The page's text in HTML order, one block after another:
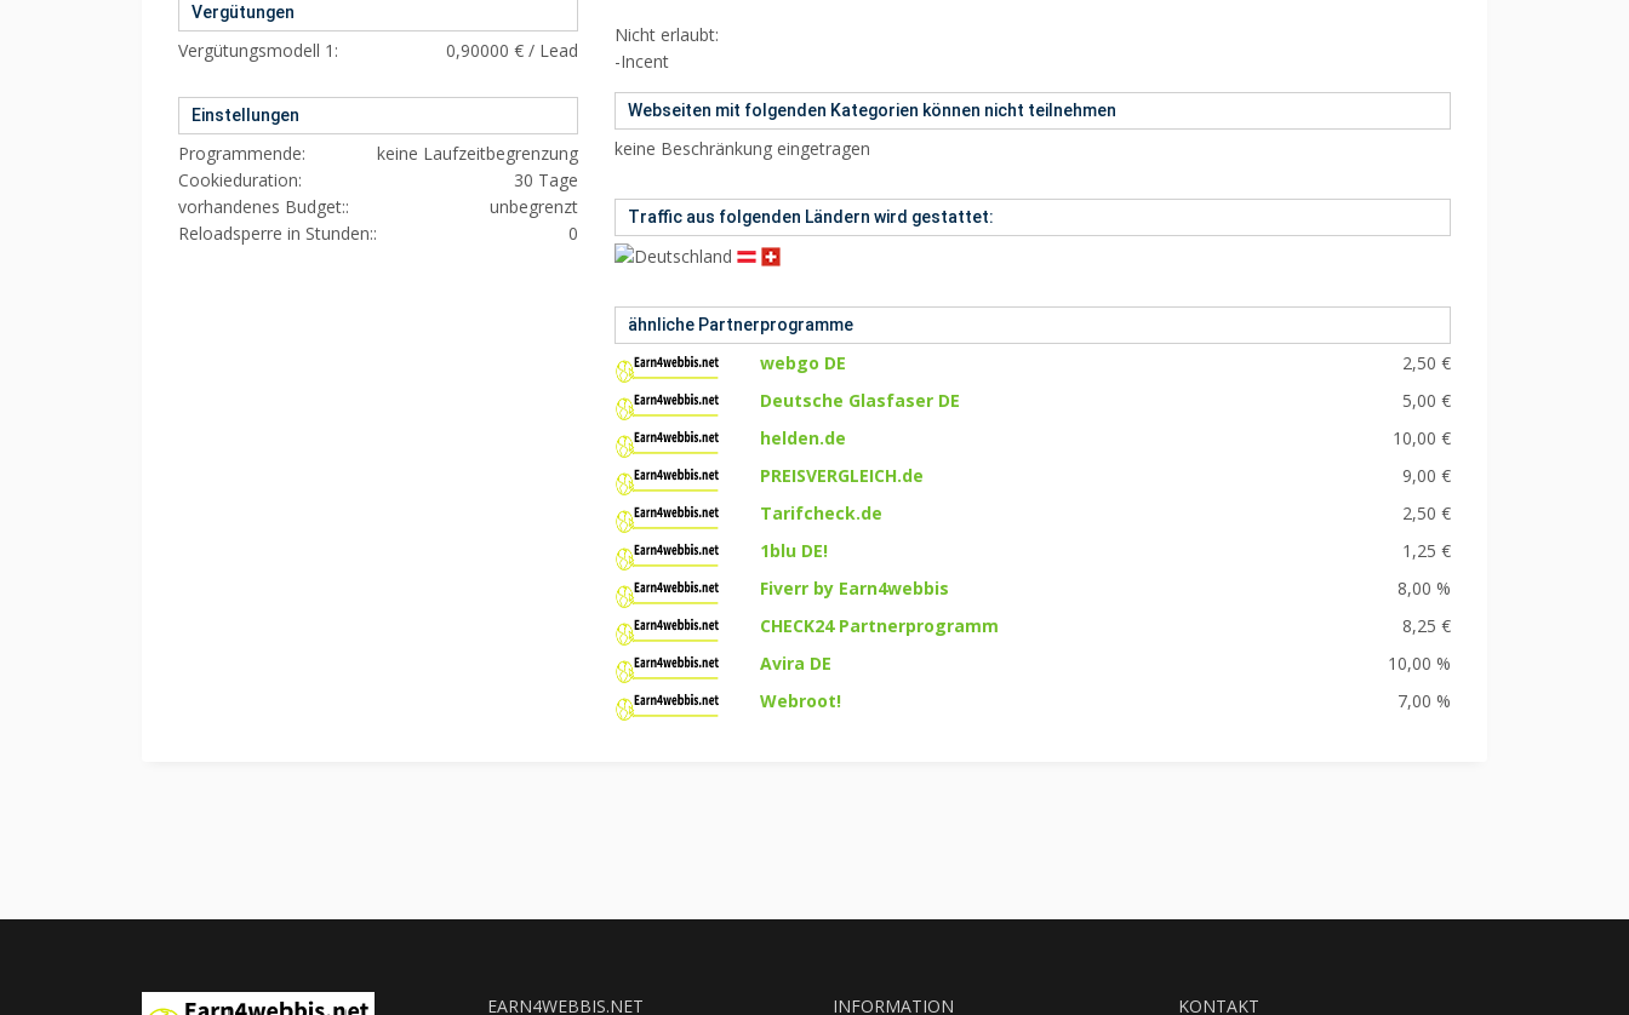
Vergütungen
Vergütungsmodell 1: 0,90000 € / Lead
Einstellungen
Programmende:
keine Laufzeitbegrenzung
Cookieduration:
30 Tage
vorhandenes Budget::
unbegrenzt
Reloadsperre in Stunden::
0
Nicht erlaubt:
-Incent
Webseiten mit folgenden Kategorien können nicht teilnehmen
keine Beschränkung eingetragen
Traffic aus folgenden Ländern wird gestattet:
ähnliche Partnerprogramme
webgo DE
2,50 €
Deutsche Glasfaser DE
5,00 €
helden.de
10,00 €
PREISVERGLEICH.de
9,00 €
Tarifcheck.de
2,50 €
1blu DE!
1,25 €
Fiverr by Earn4webbis
8,00 %
CHECK24 Partnerprogramm
8,25 €
Avira DE
10,00 %
Webroot!
7,00 %
EARN4WEBBIS.NET INFORMATION KONTAKT